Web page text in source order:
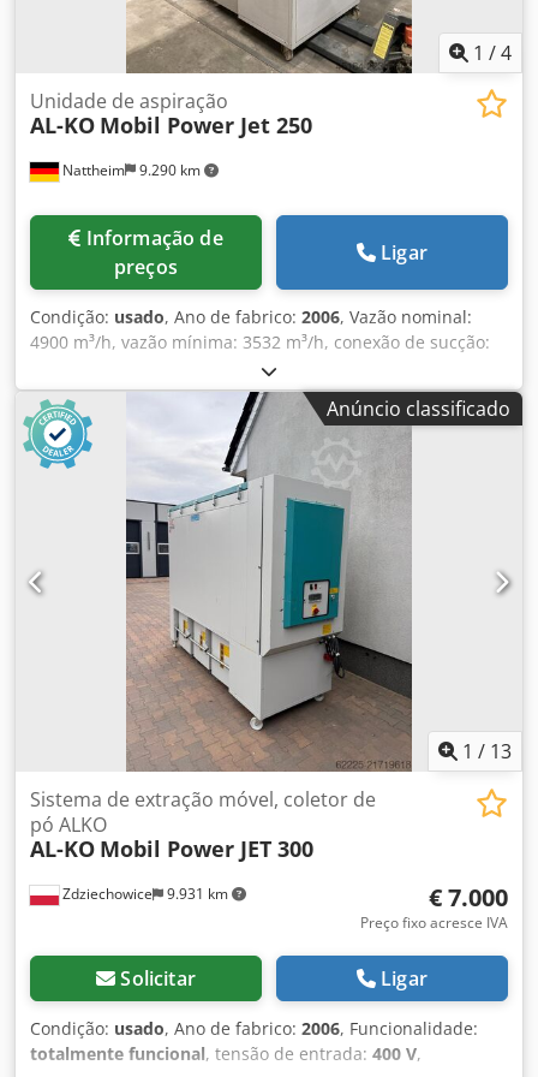
1 /4
Nattheim 9.290 km
Unidade de aspiração
AL-KO Mobil Power Jet 250
preços
Ligar
Condição: usado, Ano de fabrico: 2006, Vazão nominal:
4900 m³/h, vazão mínima: 3532 m³/h, conexão de sucção:
250 mm, pressão em V mín.: 2740 Pa, conexão de ar
comprimido: 8,5 bar, motor: 6,5 kW Local de
armazenamento: Nattheim Dedpozl Tdwsfx Adyeck
Anúncio classificado
1 / 13
Zdziechowice 9.931 km
Sistema de extração móvel, coletor de
pó ALKO
AL-KO Mobil Power JET 300
€ 7.000
Preço fixo acresce IVA
Solicitar Ligar
Condição: usado, Ano de fabrico: 2006, Funcionalidade:
totalmente funcional, tensão de entrada: 400 V,